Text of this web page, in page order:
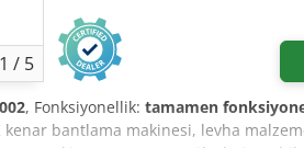
1 / 5
, Fonksiyonellik: tamamen
kenar bantlama makinesi, levha